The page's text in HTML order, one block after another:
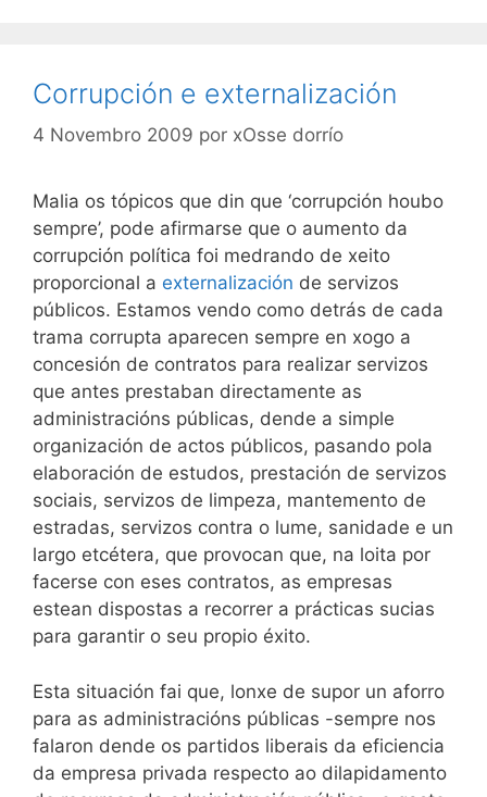
Corrupción e externalización
4 Novembro 2009 por xOsse dorrío
Malia os tópicos que din que ‘corrupción houbo
sempre’, pode afirmarse que o aumento da
corrupción política foi medrando de xeito
proporcional a externalización de servizos
públicos. Estamos vendo como detrás de cada
trama corrupta aparecen sempre en xogo a
concesión de contratos para realizar servizos
que antes prestaban directamente as
administracións públicas, dende a simple
organización de actos públicos, pasando pola
elaboración de estudos, prestación de servizos
sociais, servizos de limpeza, mantemento de
estradas, servizos contra o lume, sanidade e un
largo etcétera, que provocan que, na loita por
facerse con eses contratos, as empresas
estean dispostas a recorrer a prácticas sucias
para garantir o seu propio éxito.
Esta situación fai que, lonxe de supor un aforro
para as administracións públicas -sempre nos
falaron dende os partidos liberais da eficiencia
da empresa privada respecto ao dilapidamento